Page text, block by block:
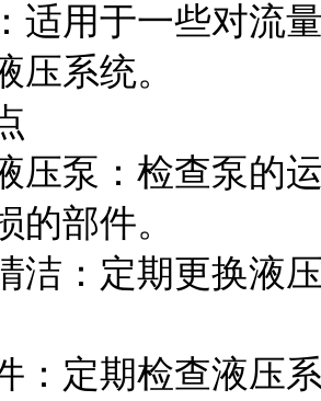
适用于一些对流
压系统。
压泵：检查泵的
的部件。
洁：定期更换液
：定期检查液压